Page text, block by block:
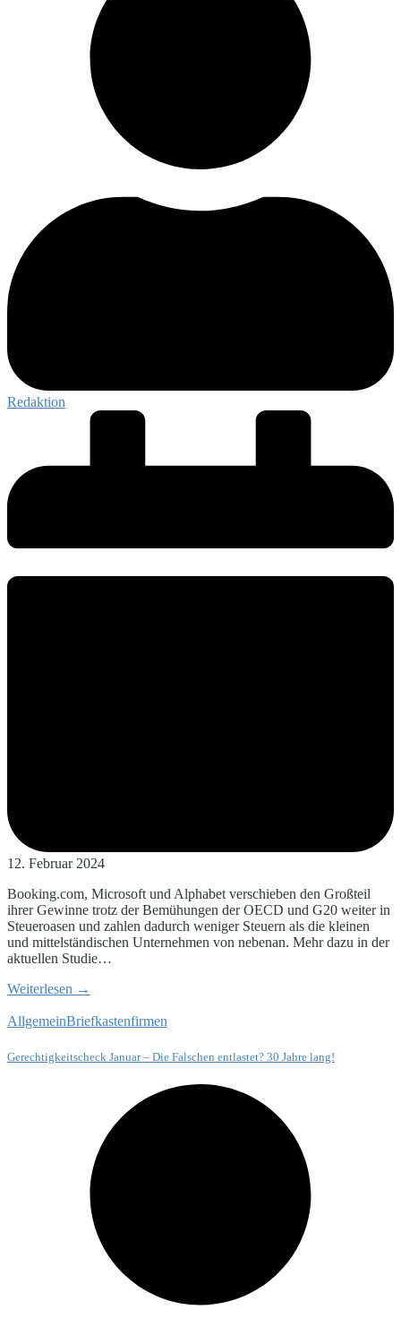
Redaktion
12. Februar 2024
Booking.com, Microsoft und Alphabet verschieben den Großteil
ihrer Gewinne trotz der Bemühungen der OECD und G20 weiter in
Steueroasen und zahlen dadurch weniger Steuern als die kleinen
und mittelständischen Unternehmen von nebenan. Mehr dazu in der
aktuellen Studie…
Weiterlesen →
AllgemeinBriefkastenfirmen
Gerechtigkeitscheck Januar – Die Falschen entlastet? 30 Jahre lang!